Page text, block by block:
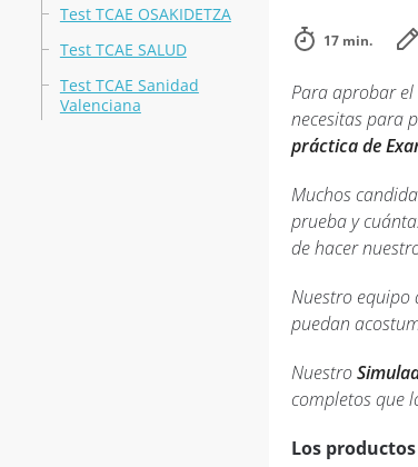
Test TCAE OSAKIDETZA
Test TCAE SALUD
Test TCAE Sanidad
Valenciana
17 min.
Para aprobar el
necesitas para
práctica de
Muchos
prueba y
de hacer
Nuestro equipo
puedan
Nuestro
completos que
Los